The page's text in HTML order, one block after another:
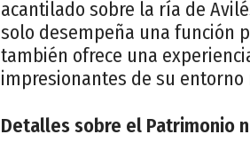
acantilado sobre la ría de
solo desempeña una función
también ofrece una
impresionantes de su entorno
Detalles sobre el Patrimonio